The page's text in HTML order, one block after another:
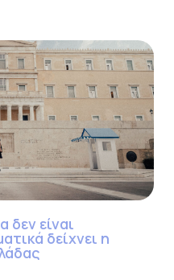
δεν είναι
δείχνει η